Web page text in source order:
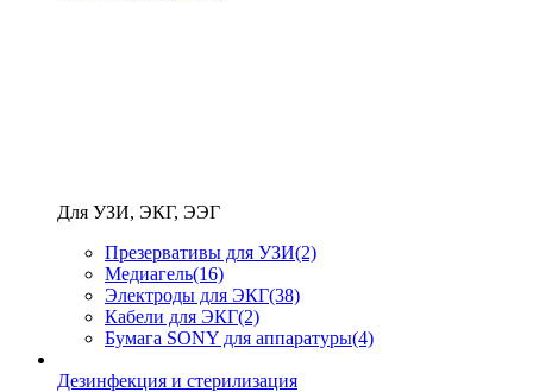
Для УЗИ, ЭКГ, ЭЭГ
Презервативы для УЗИ(2)
Медиагель(16)
Электроды для ЭКГ(38)
Кабели для ЭКГ(2)
Бумага SONY для аппаратуры(4)
Дезинфекция и стерилизация